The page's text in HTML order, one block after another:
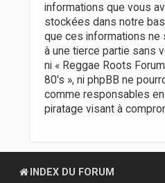
informations que vous
stockées dans notre
que ces informations
à une tierce partie sans
ni « Reggae Roots
80's », ni phpBB ne
comme responsables
piratage visant à
INDEX DU FORUM